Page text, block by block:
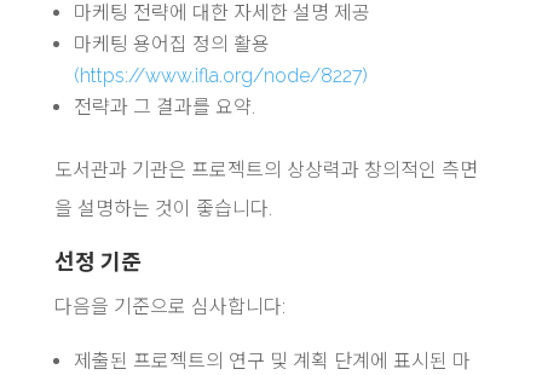
마케팅 전략에 대한 자세한 설명 제공
마케팅 용어집 정의 활용
(https://www.ifla.org/node/8227)
전략과 그 결과를 요약.
도서관과 기관은 프로젝트의 상상력과 창의적인 측면
을 설명하는 것이 좋습니다.
선정 기준
다음을 기준으로 심사합니다:
제출된 프로젝트의 연구 및 계획 단계에 표시된 마